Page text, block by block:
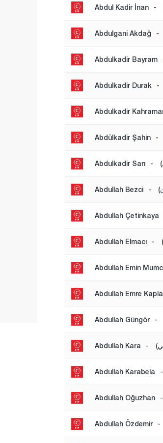
Abdul Kadir İnan -
Abdulgani Akdağ -
Abdulkadir Bayram
Abdulkadir Durak -
Abdulkadir
Abdülkadir Şahin -
Abdulkadir Sarı -
Abdullah Bezci -
Abdullah Çetinkaya
Abdullah Elmacı -
Abdullah Emin
Abdullah Emre
Abdullah Güngör -
Abdullah Kara -
Abdullah Karabela -
Abdullah Oğuzhan -
Abdullah Özdemir -